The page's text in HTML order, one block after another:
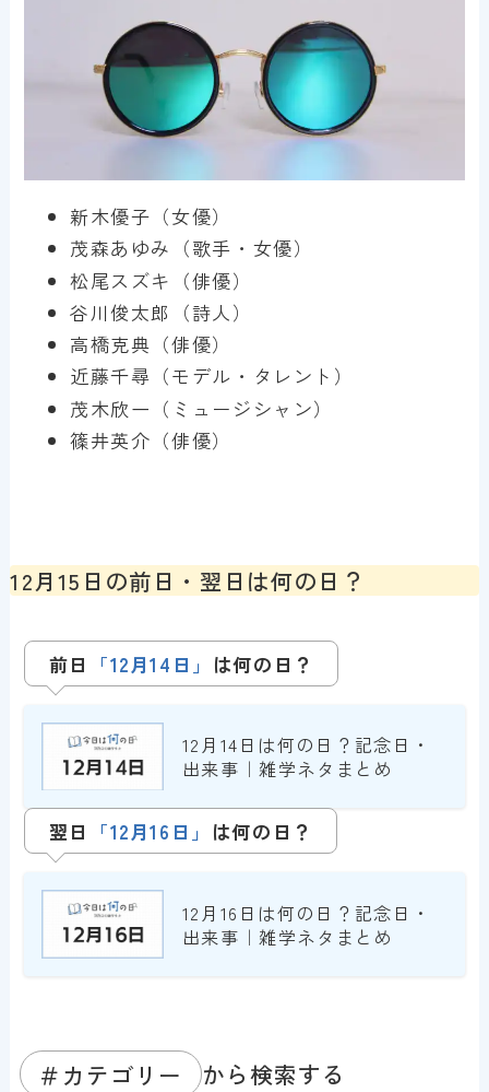
新木優子（女優）
茂森あゆみ（歌手・女優）
松尾スズキ（俳優）
谷川俊太郎（詩人）
高橋克典（俳優）
近藤千尋（モデル・タレント）
茂木欣一（ミュージシャン）
篠井英介（俳優）
12月15日の前日・翌日は何の日？
前日 「12月14日」 は何の日？
12月14日は何の日？記念日・
出来事｜雑学ネタまとめ
翌日 「12月16日 」 は何の日？
12月16日は何の日？記念日・
出来事｜雑学ネタまとめ
＃カテゴリー から検索する